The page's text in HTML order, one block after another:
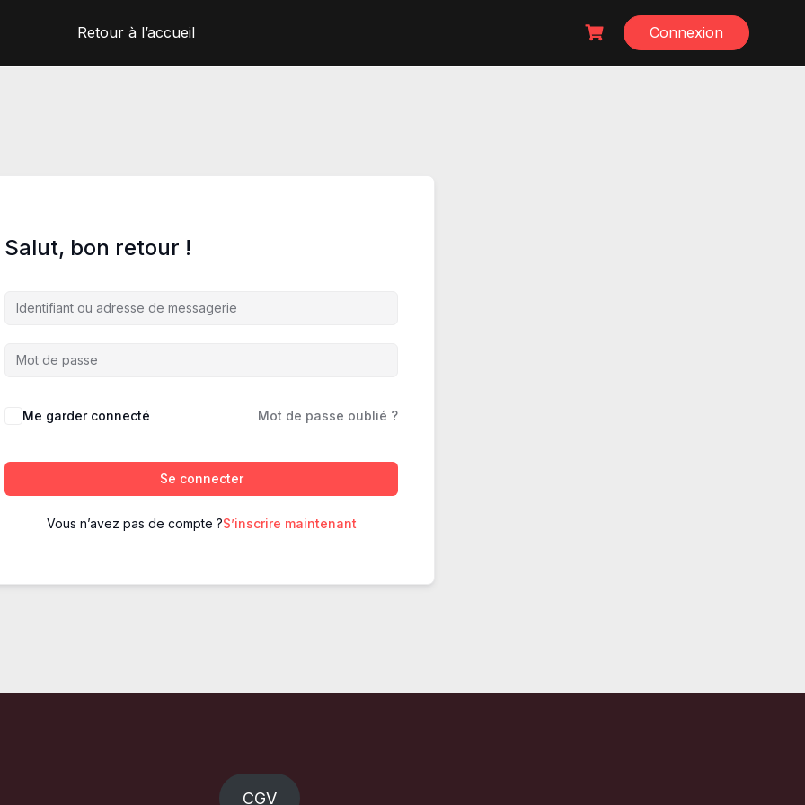
Retour à l’accueil Connexion
Salut, bon retour !
Me garder connecté Mot de passe oublié ?
Se connecter
Vous n’avez pas de compte ?S’inscrire maintenant
CGV